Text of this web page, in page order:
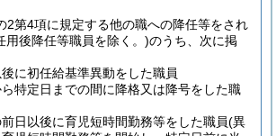
2第4項に規定する他の職への降任等をされ
用後降任等職員を除く。)のうち、次に掲
に初任給基準異動をした職員
特定日までの間に降格又は降号をした職
日以後に育児短時間勤務等をした職員(異